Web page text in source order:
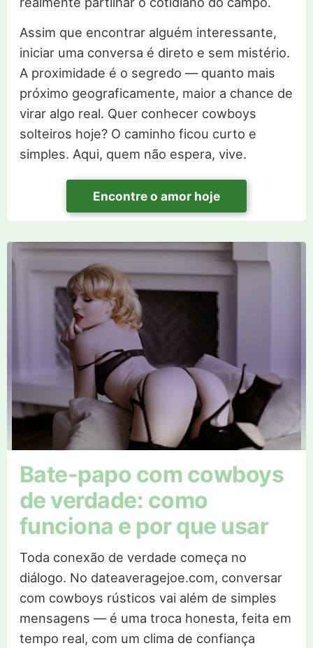
Assim que encontrar alguém interessante,
iniciar uma conversa é direto e sem mistério.
A proximidade é o segredo — quanto mais
próximo geograficamente, maior a chance de
virar algo real. Quer conhecer cowboys
solteiros hoje? O caminho ficou curto e
simples. Aqui, quem não espera, vive.
Encontre o amor hoje
Bate-papo com cowboys
de verdade: como
funciona e por que usar
Toda conexão de verdade começa no
diálogo. No dateaveragejoe.com, conversar
com cowboys rústicos vai além de simples
mensagens — é uma troca honesta, feita em
tempo real, com um clima de confiança